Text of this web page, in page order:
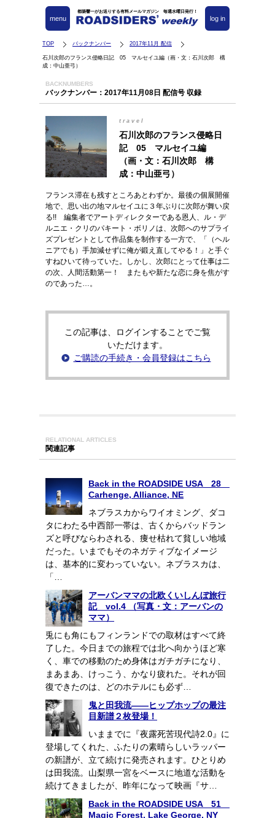
都築響一がお送りする有料メールマガジン 毎週水曜日発行！
log in
menu
TOP バックナンバー 2017年11月 配信
石川次郎のフランス侵略日記 05 マルセイユ編（画・文：石川次郎 構
成：中山亜弓）
BACKNUMBERS
バックナンバー：2017年11月08日 配信号 収録
travel
石川次郎のフランス侵略日
記 05 マルセイユ編
（画・文：石川次郎 構
成：中山亜弓）
フランス滞在も残すところあとわずか。最後の個展開催
地で、思い出の地マルセイユに３年ぶりに次郎が舞い戻
る!! 編集者でアートディレクターである恩人、ル・デ
ルニエ・クリのパキート・ボリノは、次郎へのサプライ
ズプレゼントとして作品集を制作する一方で、「（ヘル
ニアでも）手加減せずに俺が鍛え直してやる！」と手ぐ
すねひいて待っていた。しかし、次郎にとって仕事は二
の次、人間活動第一！ またもや新たな恋に身を焦がす
のであった…。
この記事は、ログインすることでご覧
いただけます。
ご購読の手続き・会員登録はこちら
RELATIONAL ARTICLES
関連記事
Back in the ROADSIDE USA 28
Carhenge, Alliance, NE
ネブラスカからワイオミング、ダコ
タにわたる中西部一帯は、古くからバッドラン
ズと呼びならわされる、痩せ枯れて貧しい地域
だった。いまでもそのネガティブなイメージ
は、基本的に変わっていない。ネブラスカは、
「…
アーバンママの北欧くいしんぼ旅行
記 vol.4 （写真・文：アーバンの
ママ）
兎にも角にもフィンランドでの取材はすべて終
了した。今日までの旅程では北へ向かうほど寒
く、車での移動のため身体はガチガチになり、
まあまあ、けっこう、かなり疲れた。それが回
復できたのは、どのホテルにも必ず…
鬼と田我流――ヒップホップの最注
目新譜２枚登場！
いままでに『夜露死苦現代詩2.0』に
登場してくれた、ふたりの素晴らしいラッパー
の新譜が、立て続けに発売されます。ひとりめ
は田我流。山梨県一宮をベースに地道な活動を
続けてきましたが、昨年になって映画『サ…
Back in the ROADSIDE USA 51
Magic Forest, Lake George, NY